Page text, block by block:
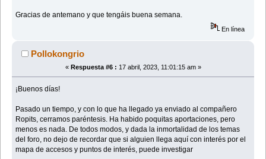
Gracias de antemano y que tengáis buena semana.
En línea
Pollokongrio
« Respuesta #6 : 17 abril, 2023, 11:01:15 am »
¡Buenos días!
Pasado un tiempo, y con lo que ha llegado ya enviado al compañero
Ropits, cerramos paréntesis. Ha habido poquitas aportaciones, pero
menos es nada. De todos modos, y dada la inmortalidad de los temas
del foro, no dejo de recordar que si alguien llega aquí con interés por el
mapa de accesos y puntos de interés, puede investigar